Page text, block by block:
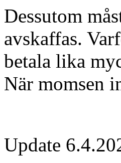
Dessutom
avskaffas.
betala lika
När momsen
Update